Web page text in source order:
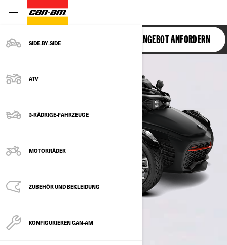
SIDE‑BY‑SIDE
ATV
3-RÄDRIGE-FAHRZEUGE
MOTORRÄDER
ZUBEHÖR UND BEKLEIDUNG
KONFIGURIEREN CAN-AM
SPYDER F3 ANGEBOT ANFORDERN